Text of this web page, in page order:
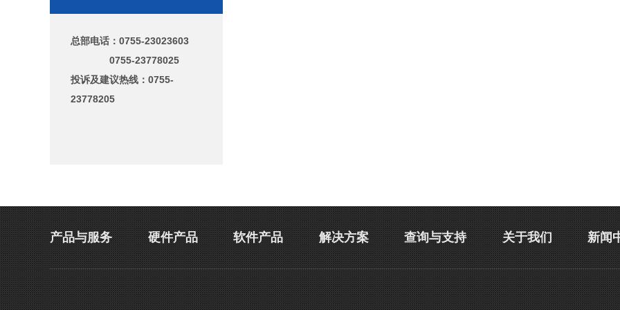
总部电话： 0755-23023603
0755-23778025
投诉及建议热线：0755-
23778205
产品与服务 硬件产品 软件产品 解决方案 查询与支持 关于我们 新闻